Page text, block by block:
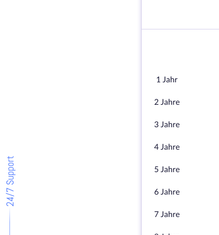
24/7 Support
1 Jahr
2 Jahre
3 Jahre
4 Jahre
5 Jahre
6 Jahre
7 Jahre